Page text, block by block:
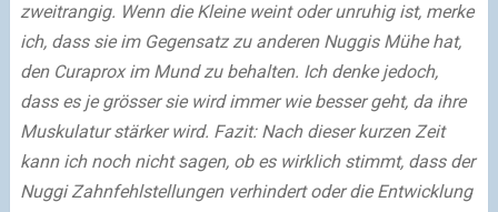
zweitrangig. Wenn die Kleine weint oder unruhig ist, merke
ich, dass sie im Gegensatz zu anderen Nuggis Mühe hat,
den Curaprox im Mund zu behalten. Ich denke jedoch,
dass es je grösser sie wird immer wie besser geht, da ihre
Muskulatur stärker wird. Fazit: Nach dieser kurzen Zeit
kann ich noch nicht sagen, ob es wirklich stimmt, dass der
Nuggi Zahnfehlstellungen verhindert oder die Entwicklung